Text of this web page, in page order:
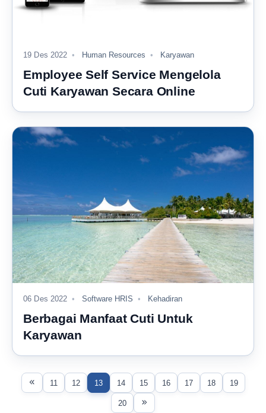
19 Des 2022 Human Resources Karyawan
Employee Self Service Mengelola
Cuti Karyawan Secara Online
06 Des 2022 Software HRIS Kehadiran
Berbagai Manfaat Cuti Untuk
Karyawan
11 12 13 14 15 16 17 18 19
20